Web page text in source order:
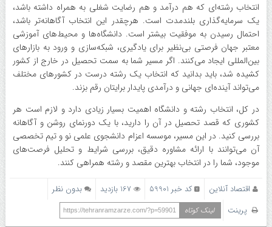
انتخاب رشته‌ای که هم درآمد و هم رضایت شغلی به همراه داشته باشد،
یک سرمایه‌گذاری بلندمدت است. هرچقدر این انتخاب آگاهانه‌تر باشد،
احتمال رسیدن به موفقیت بیشتر است. دانشگاه‌ها و محیط‌های آموزشی
معتبر جهان فرصتی بی‌نظیر برای یادگیری، شبکه‌سازی و ورود به بازارهای
بین‌المللی ایجاد می‌کنند. اگر مسیر شما به سمت تحصیل در خارج از کشور
کشیده شد، باید بدانید که انتخاب یک رشته درست در کشورهای مختلف
می‌تواند آینده‌ای جهانی و درآمدی پایدار برایتان رقم بزند.
در کل، انتخاب رشته و دانشگاه اهمیت بسیار زیادی دارد و لازم است هر
کشوری که قصد تحصیل در آن را دارید، با یک دورنمای روشن و آگاهانه
بررسی کنید. در این مسیر، موسسه اعزام دانشجوی علمی نو و تیم تخصصی
آن می‌توانند با ارائه مشاوره دقیق، بررسی شرایط و تحلیل فرصت‌های
موجود، شما را در انتخاب بهترین مقصد و رشته همراهی کنند.
اقتصاد آنلاین کد خبر 59901 167 بازدید
بدون نظر
پرینت
لینک کوتاه https://tehranramzarze.com/?p=59901